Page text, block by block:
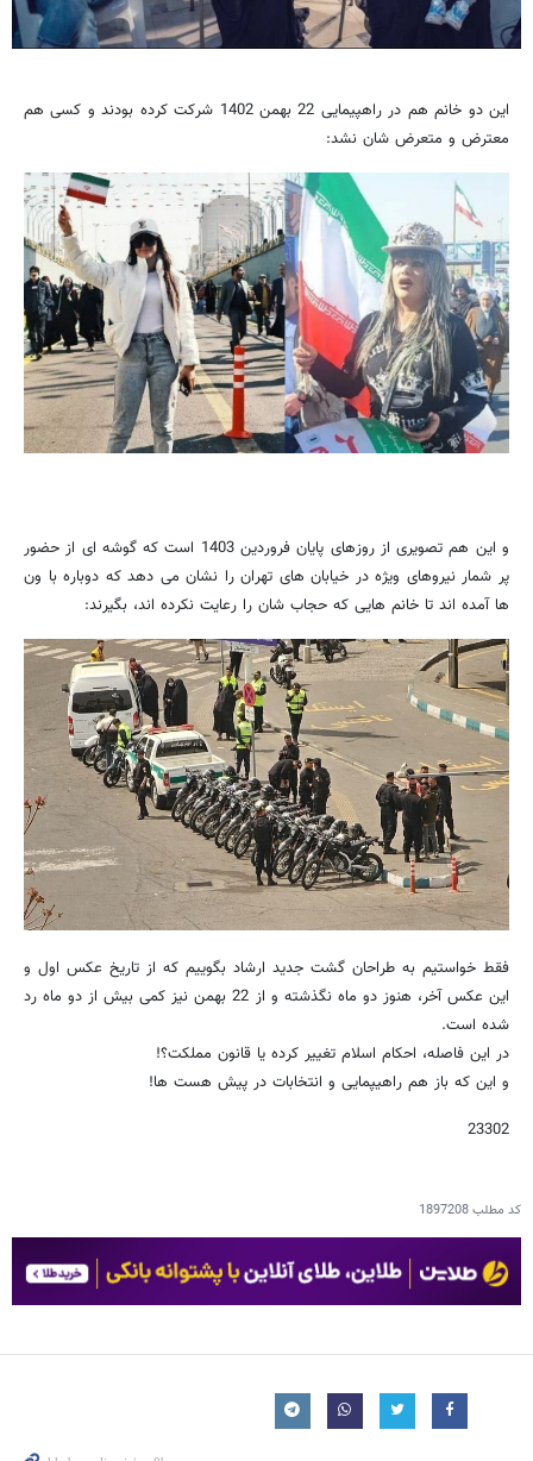
این دو خانم هم در راهپیمایی 22 بهمن 1402 شرکت کرده بودند و کسی هم
معترض و متعرض شان نشد:
و این هم تصویری از روزهای پایان فروردین 1403 است که گوشه ای از حضور
پر شمار نیروهای ویژه در خیابان های تهران را نشان می دهد که دوباره با ون
ها آمده اند تا خانم هایی که حجاب شان را رعایت نکرده اند، بگیرند:
فقط خواستیم به طراحان گشت جدید ارشاد بگوییم که از تاریخ عکس اول و
این عکس آخر، هنوز دو ماه نگذشته و از 22 بهمن نیز کمی بیش از دو ماه رد
شده است.
در این فاصله، احکام اسلام تغییر کرده یا قانون مملکت؟!
و این که باز هم راهیپمایی و انتخابات در پیش هست ها!
23302
کد مطلب1897208